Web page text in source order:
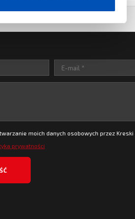
moich danych osobowych przez Kreski
prywatności